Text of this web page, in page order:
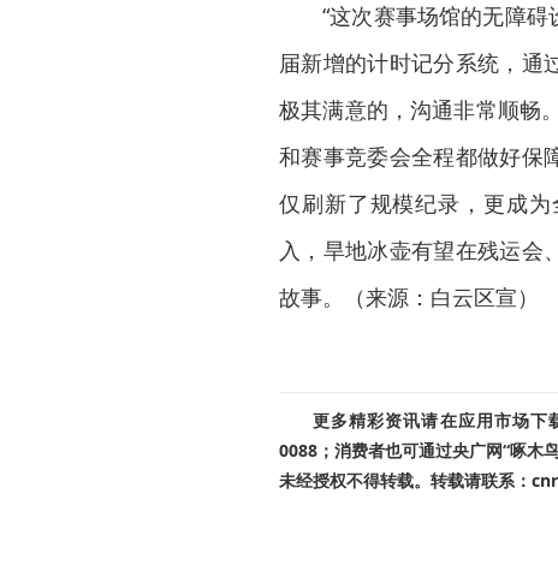
“这次赛事场馆的无障
届新增的计时记分系统，通
极其满意的，沟通非常顺畅
和赛事竞委会全程都做好保
仅刷新了规模纪录，更成
入，旱地冰壶有望在残运会
故事。（来源：白云区宣）
更多精彩资讯请在应用市场下
0088；消费者也可通过央广网“啄木
未经授权不得转载。转载请联系：